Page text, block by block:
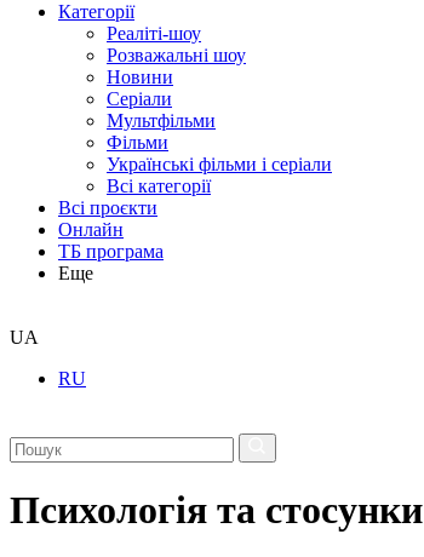
Категорії
Реаліті-шоу
Розважальні шоу
Новини
Серіали
Мультфільми
Фільми
Українські фільми і серіали
Всі категорії
Всі проєкти
Онлайн
ТБ програма
Еще
UA
RU
Психологія та стосунки